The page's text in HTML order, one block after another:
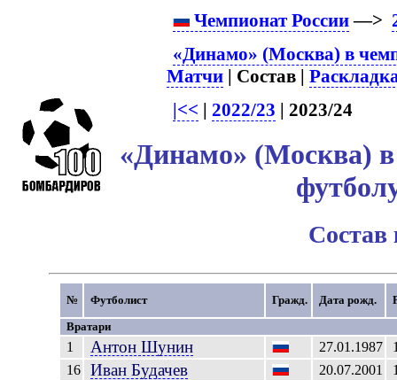
Чемпионат России—>
«Динамо» (Москва) в
Матчи | Состав |
|<< | 2022/23 | 2023/24
«Динамо» (Москва) в
№ Футболист Гражд. Дата рожд.
Вратари
1 АнтонШунин 27.01.1987
16
ИванБудачев 20.07.2001